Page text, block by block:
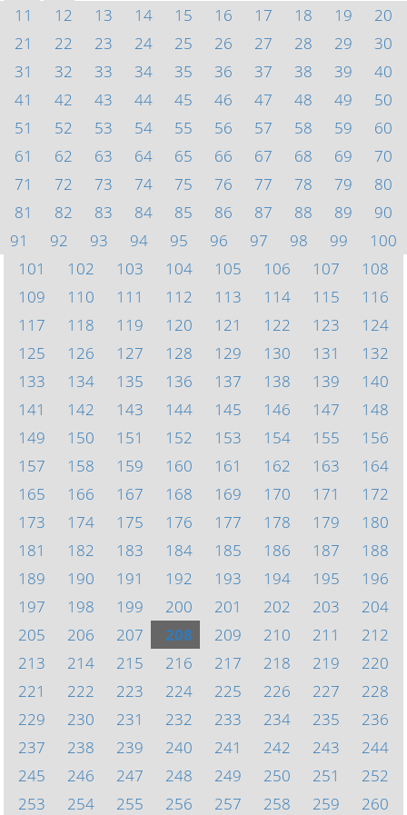
11
12 13 14 15 16 17 18 19
20
21
22 23 24 25 26 27 28 29
30
31
32 33 34 35 36 37 38 39
40
41
42 43 44 45 46 47 48 49
50
51
52 53 54 55 56 57 58 59
60
61
62 63 64 65 66 67 68 69
70
71
72 73 74 75 76 77 78 79
80
81
82 83 84 85 86 87 88 89
90
91
92 93 94 95 96 97 98 99
100
101
102 103 104 105 106 107
108
109
110 111 112 113 114 115
116
117
118 119 120 121 122 123
124
125
126 127 128 129 130 131
132
133
134 135 136 137 138 139
140
141
142 143 144 145 146 147
148
149
150 151 152 153 154 155
156
157
158 159 160 161 162 163
164
165
166 167 168 169 170 171
172
173
174 175 176 177 178 179
180
181
182 183 184 185 186 187
188
189
190 191 192 193 194 195
196
197
198 199 200 201 202 203
204
205
206 207 208 209 210 211
212
213
214 215 216 217 218 219
220
221
222 223 224 225 226 227
228
229
230 231 232 233 234 235
236
237
238 239 240 241 242 243
244
245
246 247 248 249 250 251
252
253
254 255 256 257 258 259
260